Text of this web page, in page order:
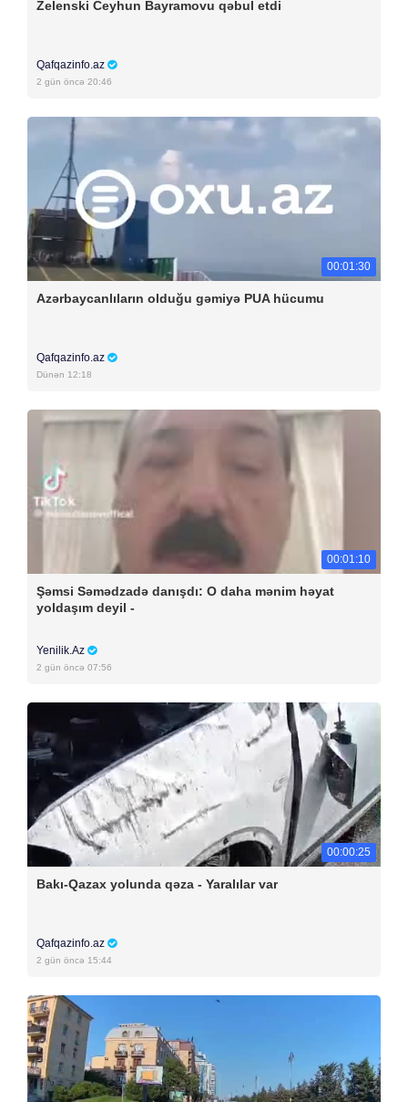
Zelenski Ceyhun Bayramovu qəbul etdi
Qafqazinfo.az
2 gün öncə 20:46
00:01:30
Azərbaycanlıların olduğu gəmiyə PUA hücumu
Qafqazinfo.az
Dünən 12:18
00:01:10
Şəmsi Səmədzadə danışdı: O daha mənim həyat
yoldaşım deyil -
Yenilik.Az
2 gün öncə 07:56
00:00:25
Bakı-Qazax yolunda qəza - Yaralılar var
Qafqazinfo.az
2 gün öncə 15:44